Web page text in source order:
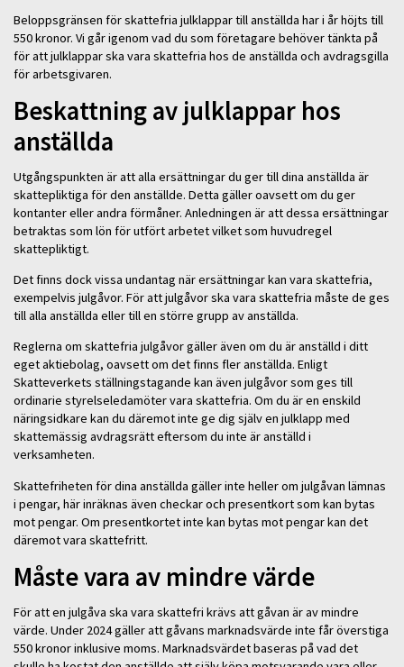
Beloppsgränsen för skattefria julklappar till anställda har i år höjts till
550 kronor. Vi går igenom vad du som företagare behöver tänkta på
för att julklappar ska vara skattefria hos de anställda och avdragsgilla
för arbetsgivaren.
Beskattning av julklappar hos
anställda
Utgångspunkten är att alla ersättningar du ger till dina anställda är
skattepliktiga för den anställde. Detta gäller oavsett om du ger
kontanter eller andra förmåner. Anledningen är att dessa ersättningar
betraktas som lön för utfört arbetet vilket som huvudregel
skattepliktigt.
Det finns dock vissa undantag när ersättningar kan vara skattefria,
exempelvis julgåvor. För att julgåvor ska vara skattefria måste de ges
till alla anställda eller till en större grupp av anställda.
Reglerna om skattefria julgåvor gäller även om du är anställd i ditt
eget aktiebolag, oavsett om det finns fler anställda. Enligt
Skatteverkets ställningstagande kan även julgåvor som ges till
ordinarie styrelseledamöter vara skattefria. Om du är en enskild
näringsidkare kan du däremot inte ge dig själv en julklapp med
skattemässig avdragsrätt eftersom du inte är anställd i
verksamheten.
Skattefriheten för dina anställda gäller inte heller om julgåvan lämnas
i pengar, här inräknas även checkar och presentkort som kan bytas
mot pengar. Om presentkortet inte kan bytas mot pengar kan det
däremot vara skattefritt.
Måste vara av mindre värde
För att en julgåva ska vara skattefri krävs att gåvan är av mindre
värde. Under 2024 gäller att gåvans marknadsvärde inte får överstiga
550 kronor inklusive moms. Marknadsvärdet baseras på vad det